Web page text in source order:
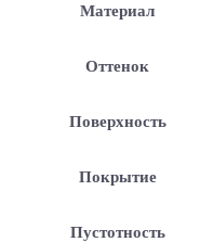
Материал
Оттенок
Поверхность
Покрытие
Пустотность